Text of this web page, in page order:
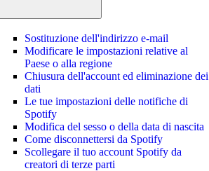
Sostituzione dell'indirizzo e-mail
Modificare le impostazioni relative al
Paese o alla regione
Chiusura dell'account ed eliminazione dei
dati
Le tue impostazioni delle notifiche di
Spotify
Modifica del sesso o della data di nascita
Come disconnettersi da Spotify
Scollegare il tuo account Spotify da
creatori di terze parti